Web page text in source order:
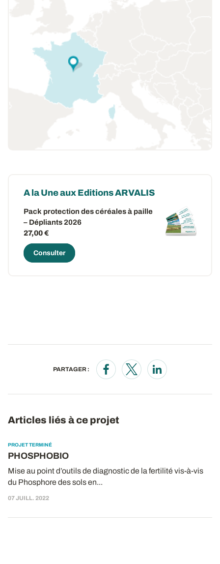
A la Une aux Editions ARVALIS
Pack protection des céréales à paille
– Dépliants 2026
27,00 €
Consulter
PARTAGER :
Opens in a new window
Opens in a new window
Opens in a new
Articles liés à ce projet
PROJET TERMINÉ
PHOSPHOBIO
Mise au point d’outils de diagnostic de la fertilité vis-à-vis
du Phosphore des sols en...
07 JUILL. 2022